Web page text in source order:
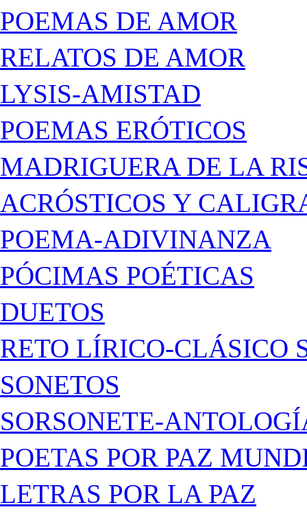
POEMAS DE AMOR
RELATOS DE AMOR
LYSIS-AMISTAD
POEMAS ERÓTICOS
MADRIGUERA DE LA
ACRÓSTICOS Y
POEMA-ADIVINANZA
PÓCIMAS POÉTICAS
DUETOS
RETO LÍRICO-CLÁSICO
SONETOS
SORSONETE-
POETAS POR PAZ
LETRAS POR LA PAZ